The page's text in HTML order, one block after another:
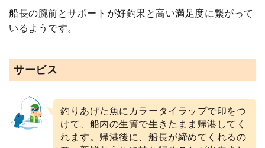
船長の腕前とサポートが好釣果と高い満足度に繋がって
いるようです。
サービス
釣りあげた魚にカラータイラップで印をつ
けて、船内の生簀で生きたまま帰港してく
れます。帰港後に、船長が締めてくれるの